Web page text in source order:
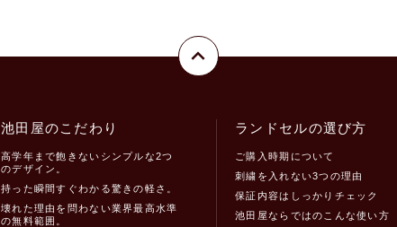
池田屋のこだわり
高学年まで飽きないシンプルな2つ
のデザイン。
持った瞬間すぐわかる驚きの軽さ。
壊れた理由を問わない業界最高水準
の無料範囲。
ランドセルの選び方
ご購入時期について
刺繍を入れない3つの理由
保証内容はしっかりチェック
池田屋ならではのこんな使い方